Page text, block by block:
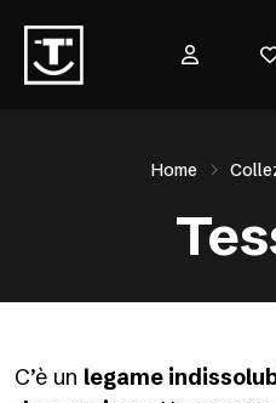
Home
C’è un legame